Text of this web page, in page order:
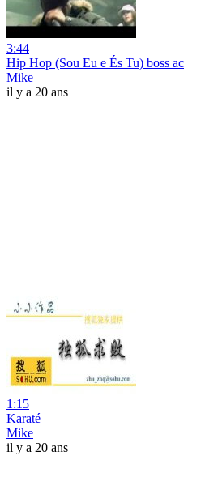
3:44
Hip Hop (Sou Eu e És Tu) boss ac
Mike
il y a 20 ans
1:15
Karaté
Mike
il y a 20 ans